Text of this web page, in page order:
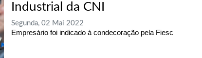
Industrial da CNI
Segunda, 02 Mai 2022
Empresário foi indicado à condecoração pela Fiesc